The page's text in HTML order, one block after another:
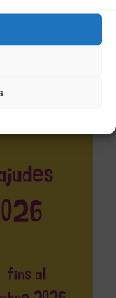
contactar amb el
al territori (
sobre l’elegibilitat de
criteris de valoració